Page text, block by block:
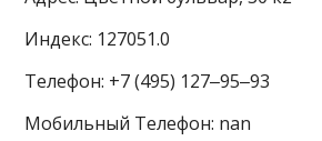
Индекс: 127051.0
Телефон: +7 (495) 127‒95‒93
Мобильный Телефон: nan